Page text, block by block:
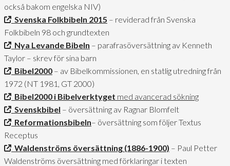
också bakom engelska NIV)
Svenska Folkbibeln 2015 – reviderad från Svenska
Folkbibeln 98 och grundtexten
Nya Levande Bibeln – parafrasöversättning av Kenneth
Taylor – skrev för sina barn
Bibel2000 – av Bibelkommissionen, en statlig utredning från
1972 (NT 1981, GT 2000)
Bibel2000 i Bibelverktyget med avancerad sökning
Svenskbibel – översättning av Ragnar Blomfelt
Reformationsbibeln– översättning som följer Textus
Receptus
Waldenströms översättning (1886-1900) – Paul Petter
Waldenströms översättning med förklaringar i texten